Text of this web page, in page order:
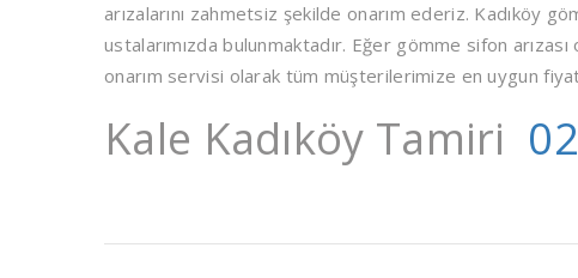
arızalarını zahmetsiz şekilde onarım ederiz. Kadıköy
ustalarımızda bulunmaktadır. Eğer gömme sifon
onarım servisi olarak tüm müşterilerimize en uygun
Kale Kadıköy Tamiri